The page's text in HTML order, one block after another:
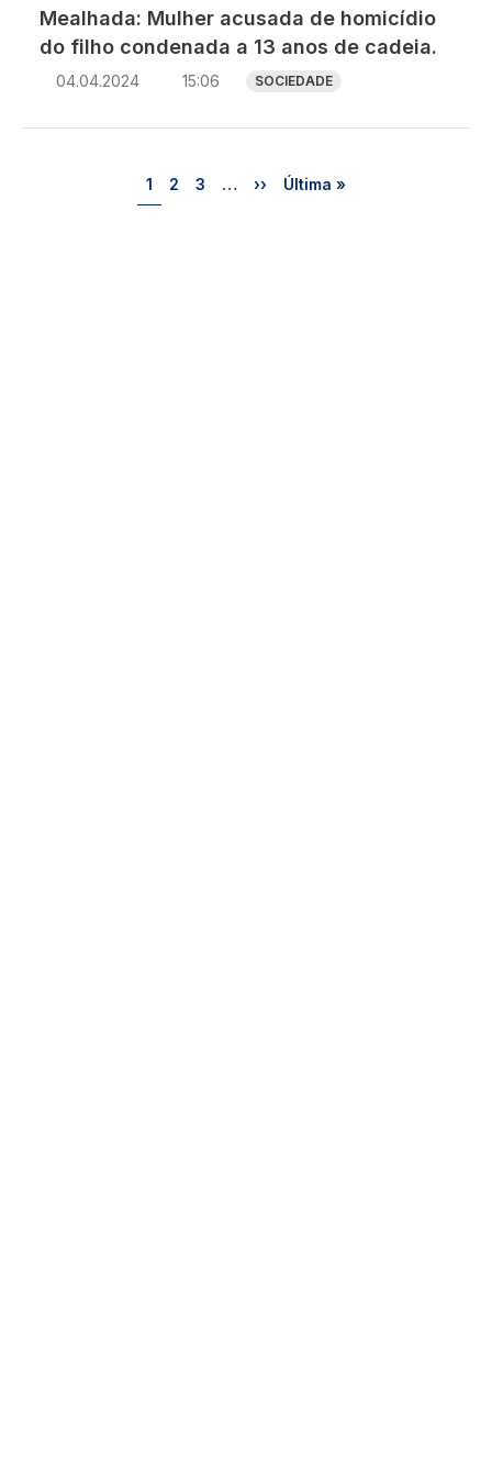
Mealhada: Mulher acusada de homicídio
do filho condenada a 13 anos de cadeia.
04.04.2024 15:06 SOCIEDADE
Página
1 Página
2 Página
3 … Próxima página
›› Última página
Última »